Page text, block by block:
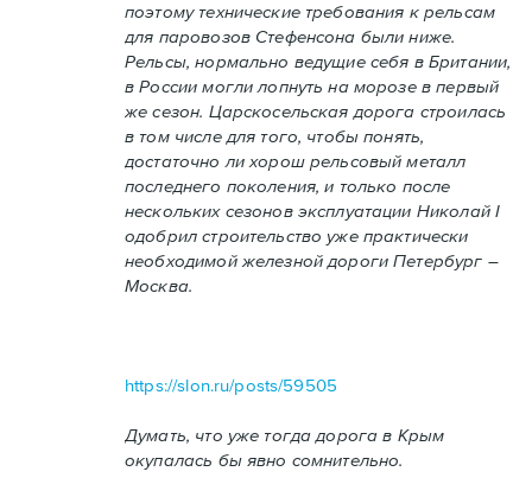
поэтому технические требования к рельсам
для паровозов Стефенсона были ниже.
Рельсы, нормально ведущие себя в Британии,
в России могли лопнуть на морозе в первый
же сезон. Царскосельская дорога строилась
в том числе для того, чтобы понять,
достаточно ли хорош рельсовый металл
последнего поколения, и только после
нескольких сезонов эксплуатации Николай I
одобрил строительство уже практически
необходимой железной дороги Петербург –
Москва.
https://slon.ru/posts/59505
Думать, что уже тогда дорога в Крым
окупалась бы явно сомнительно.